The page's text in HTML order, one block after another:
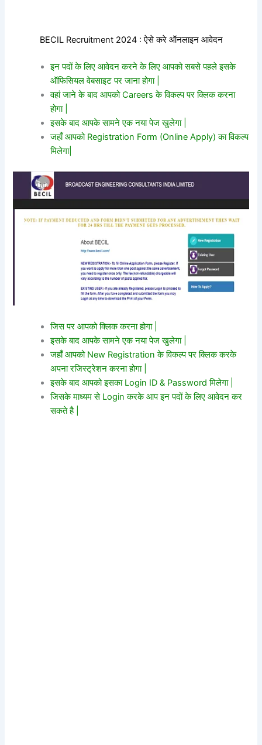
BECIL Recruitment 2024 : ऐसे करे ऑनलाइन आवेदन
इन पदों के लिए आवेदन करने के लिए आपको सबसे पहले इसके
ऑफिसियल वेबसाइट पर जाना होगा |
वहां जाने के बाद आपको Careers के विकल्प पर क्लिक करना
होगा |
इसके बाद आपके सामने एक नया पेज खुलेगा |
जहाँ आपको Registration Form (Online Apply) का विकल्प
मिलेगा|
जिस पर आपको क्लिक करना होगा |
इसके बाद आपके सामने एक नया पेज खुलेगा |
जहाँ आपको New Registration के विकल्प पर क्लिक करके
अपना रजिस्ट्रेशन करना होगा |
इसके बाद आपको इसका Login ID & Password मिलेगा |
जिसके माध्यम से Login करके आप इन पदों के लिए आवेदन कर
सकते है |